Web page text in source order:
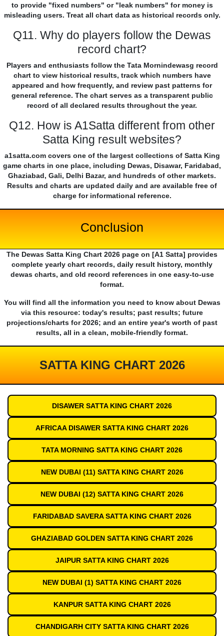
to provide "fixed numbers" or "leak numbers" for money is
misleading users. Treat all chart data as historical records only.
Q11. Why do players follow the Dewas
record chart?
Players and enthusiasts follow the Tata Mornindewasg record
chart to view historical results, track which numbers have
appeared and how frequently, and review past patterns for
general reference. The chart serves as a transparent public
record of all declared results throughout the year.
Q12. How is A1Satta different from other
Satta King result websites?
a1satta.com covers one of the largest collections of Satta King
game charts in one place, including Dewas, Disawar, Faridabad,
Ghaziabad, Gali, Delhi Bazar, and hundreds of other markets.
Results and charts are updated daily and are available free of
charge for informational reference.
Conclusion
The Dewas Satta King Chart 2026 page on [A1 Satta] provides
complete yearly chart records, daily result history, monthly
dewas charts, and old record references in one easy-to-use
format.
You will find all the information you need to know about Dewas
via this resource: today's results; past results; future
projections/charts for 2026; and an entire year's worth of past
results, all in a clean, mobile-friendly format.
SATTA KING CHART 2026
DISAWER SATTA KING CHART 2026
AFRICAA DISAWER SATTA KING CHART 2026
TATA MORNING SATTA KING CHART 2026
NEW DUBAI (11) SATTA KING CHART 2026
NEW DUBAI (12) SATTA KING CHART 2026
FARIDABAD SAVERA SATTA KING CHART 2026
GHAZIABAD GOLDEN SATTA KING CHART 2026
JAIPUR SATTA KING CHART 2026
NEW DUBAI (1) SATTA KING CHART 2026
KANPUR SATTA KING CHART 2026
CHANDIGARH CITY SATTA KING CHART 2026